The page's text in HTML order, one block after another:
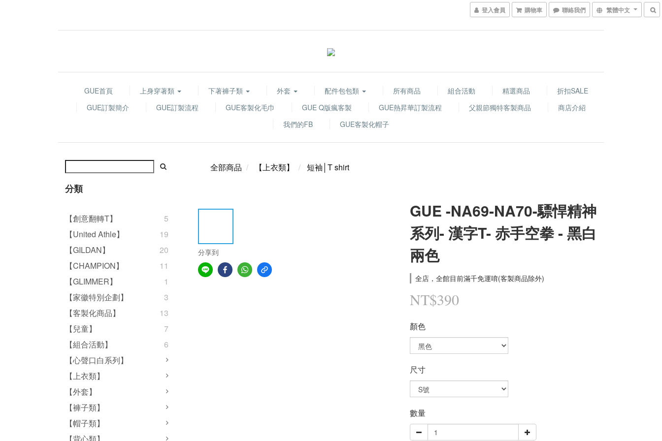
登入會員 購物車 聯絡我們 繁體中文
GUE首頁 上身穿著類 下著褲子類 外套 配件包包類 所有商品 組合活動 精選商品
折扣SALE
GUE訂製簡介
GUE訂製流程 GUE客製化毛巾 GUE Q版瘋客製 GUE熱昇華訂製流程 父親節獨特客製商品
商店介紹
我們的FB
GUE客製化帽子
分類
【創意翻轉T】
5
【United Athle】
19
【GILDAN】
20
【CHAMPION】
11
【GLIMMER】
1
【家徽特別企劃】
3
【客製化商品】
13
【兒童】
7
【組合活動】
6
【心聲口白系列】
【上衣類】
【外套】
【褲子類】
【帽子類】
全部商品 【上衣類】 短袖│T shirt
分享到
GUE -NA69-NA70-驃悍精神
系列- 漢字T- 赤手空拳 - 黑白
兩色
全店，全館目前滿千免運唷(客製商品除外)
NT$390
顏色
尺寸
數量